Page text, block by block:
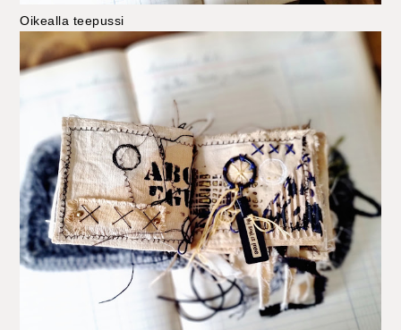
Oikealla teepussi